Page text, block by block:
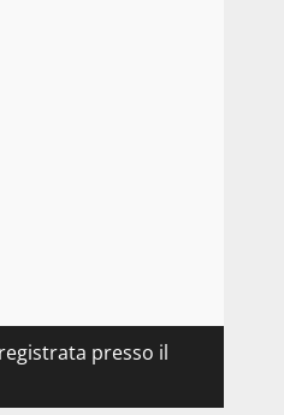
presso il